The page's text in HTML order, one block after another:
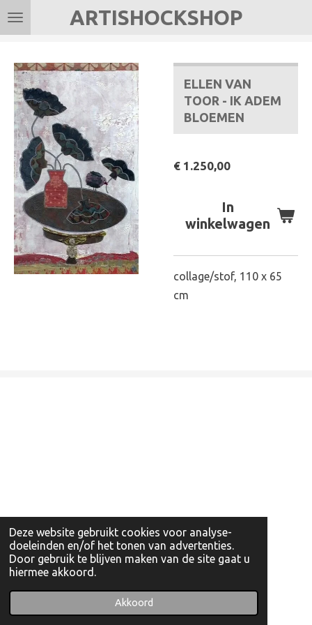
Deze website gebruikt cookies voor analyse-
doeleinden en/of het tonen van advertenties.
Door gebruik te blijven maken van de site gaat u
hiermee akkoord.
Akkoord
Ga
direct
de
hoofdinhoud
ARTISHOCKSHOP
ELLEN VAN
TOOR - IK ADEM
BLOEMEN
€ 1.250,00
In
winkelwagen
collage/stof, 110 x 65
cm